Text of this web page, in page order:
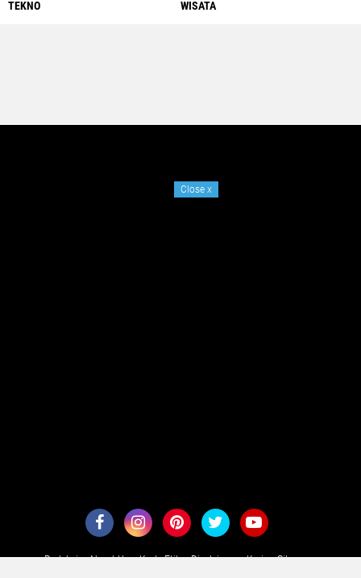
TEKNO
WISATA
Redaksi About Us Kode Etik Disclaimer Karir
Sitemaps
Close x